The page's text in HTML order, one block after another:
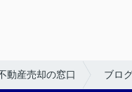
動産売却の窓口 ブロ